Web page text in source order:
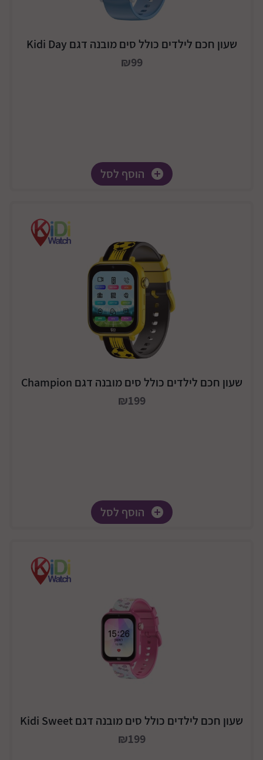
שעון חכם לילדים כולל סים מובנה דגם Kidi Day
₪99
הוסף לסל
שעון חכם לילדים כולל סים מובנה דגם Champion
₪199
הוסף לסל
שעון חכם לילדים כולל סים מובנה דגם Kidi Sweet
₪199